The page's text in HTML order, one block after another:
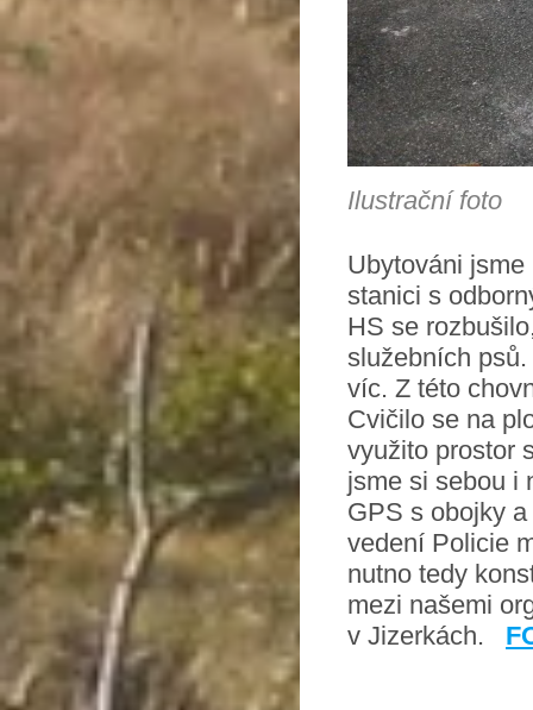
Ilustrační foto
Ubytováni
stanici s
HS se
služebních
víc. Z této
Cvičilo se na
využito prostor
jsme si sebou i
GPS s obojky
vedení Policie
nutno tedy
mezi našemi
v Jizerkách.